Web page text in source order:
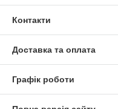
Контакти
Доставка та оплата
Графік роботи